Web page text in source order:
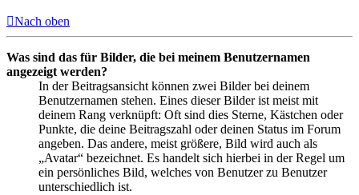
Nach oben
Was sind das für Bilder, die bei meinem Benutzernamen
angezeigt werden?
In der Beitragsansicht können zwei Bilder bei deinem
Benutzernamen stehen. Eines dieser Bilder ist meist mit
deinem Rang verknüpft: Oft sind dies Sterne, Kästchen oder
Punkte, die deine Beitragszahl oder deinen Status im Forum
angeben. Das andere, meist größere, Bild wird auch als
„Avatar“ bezeichnet. Es handelt sich hierbei in der Regel um
ein persönliches Bild, welches von Benutzer zu Benutzer
unterschiedlich ist.